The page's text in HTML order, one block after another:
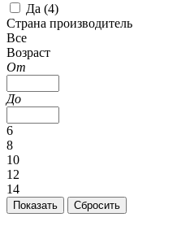
Да (4)
Страна производитель
Все
Возраст
От
До
6
8
10
12
14